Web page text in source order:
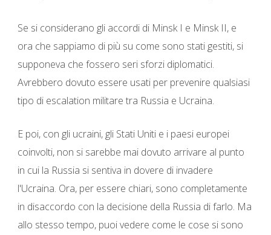
Se si considerano gli accordi di Minsk I e Minsk II, e
ora che sappiamo di più su come sono stati gestiti, si
supponeva che fossero seri sforzi diplomatici.
Avrebbero dovuto essere usati per prevenire qualsiasi
tipo di escalation militare tra Russia e Ucraina.
E poi, con gli ucraini, gli Stati Uniti e i paesi europei
coinvolti, non si sarebbe mai dovuto arrivare al punto
in cui la Russia si sentiva in dovere di invadere
l'Ucraina. Ora, per essere chiari, sono completamente
in disaccordo con la decisione della Russia di farlo. Ma
allo stesso tempo, puoi vedere come le cose si sono